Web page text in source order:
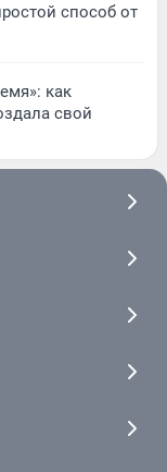
способ от
как
свой